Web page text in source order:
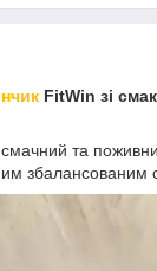
FitWin зі
та
збалансованим